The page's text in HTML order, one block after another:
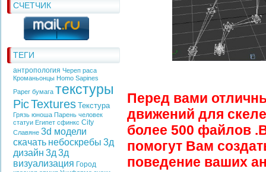
СЧЕТЧИК
ТЕГИ
антропология Череп раса
Кроманьонцы Homo Sapines
Paper бумага текстуры
PicTextures Текстура
Грязь юноша Парень человек
статуи Египет сфинкс City
Славяне 3d модели
скачать небоскребы 3д
дизайн 3д 3д
визуализация Город
Перед вами
движений для
более 500 файлов
помогут Вам
поведение ваших